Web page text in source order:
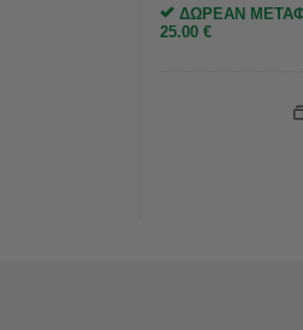
ΔΩΡΕΑΝ
25.00 €